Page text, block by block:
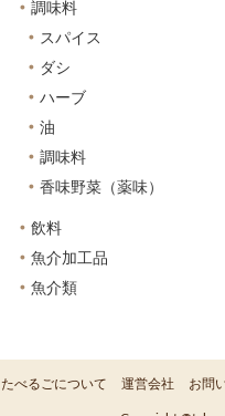
調味料
スパイス
ダシ
ハーブ
油
調味料
香味野菜（薬味）
飲料
魚介加工品
魚介類
たべるごについて 運営会社 お問